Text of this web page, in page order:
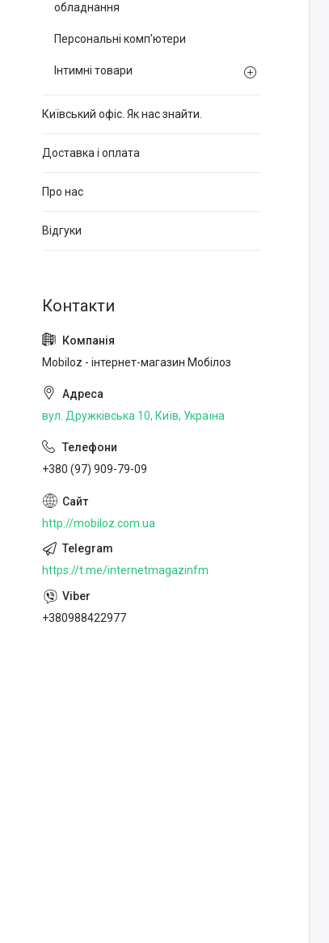
обладнання
Персональні комп'ютери
Інтимні товари
Київський офіс. Як нас знайти.
Доставка і оплата
Про нас
Відгуки
Mobiloz - інтернет-магазин Мобілоз
вул. Дружківська 10, Київ, Україна
+380 (97) 909-79-09
http://mobiloz.com.ua
https://t.me/internetmagazinfm
+380988422977